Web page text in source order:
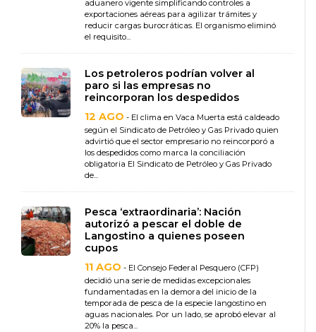
aduanero vigente simplificando controles a
exportaciones aéreas para agilizar trámites y
reducir cargas burocráticas. El organismo eliminó
el requisito...
Los petroleros podrían volver al
paro si las empresas no
reincorporan los despedidos
12 AGO - El clima en Vaca Muerta está caldeado
según el Sindicato de Petróleo y Gas Privado quien
advirtió que el sector empresario no reincorporó a
los despedidos como marca la conciliación
obligatoria El Sindicato de Petróleo y Gas Privado
de...
Pesca ‘extraordinaria’: Nación
autorizó a pescar el doble de
Langostino a quienes poseen
cupos
11 AGO - El Consejo Federal Pesquero (CFP)
decidió una serie de medidas excepcionales
fundamentadas en la demora del inicio de la
temporada de pesca de la especie langostino en
aguas nacionales. Por un lado, se aprobó elevar al
20% la pesca...